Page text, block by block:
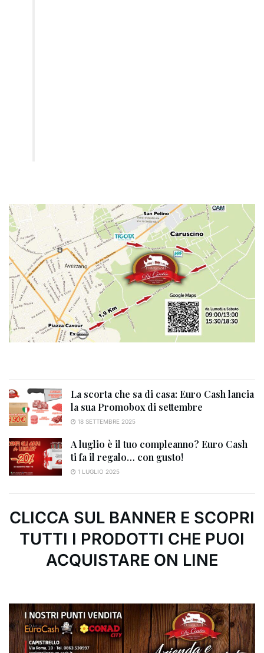
La scorta che sa di casa: Euro Cash lancia
la sua Promobox di settembre
18 SETTEMBRE 2025
A luglio è il tuo compleanno? Euro Cash
ti fa il regalo… con gusto!
1 LUGLIO 2025
CLICCA SUL BANNER E SCOPRI
TUTTI I PRODOTTI CHE PUOI
ACQUISTARE ON LINE